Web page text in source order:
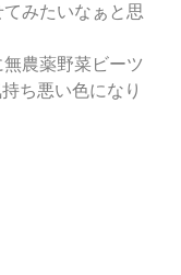
みたいなぁと思
農薬野菜ビーツ
ち悪い色になり